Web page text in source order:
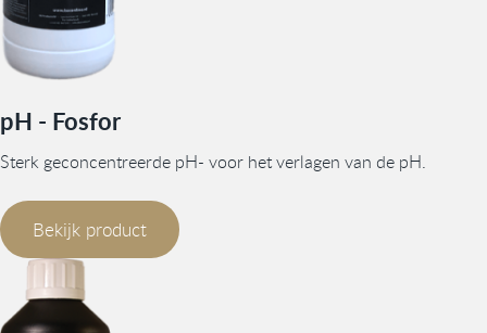
pH - Fosfor
Sterk geconcentreerde pH- voor het verlagen van de pH.
Bekijk product